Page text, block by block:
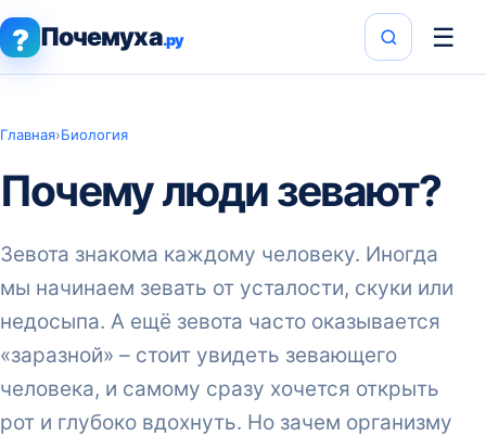
? Почемуха.ру ☰
Главная›Биология
Почему люди зевают?
Зевота знакома каждому человеку. Иногда
мы начинаем зевать от усталости, скуки или
недосыпа. А ещё зевота часто оказывается
«заразной» – стоит увидеть зевающего
человека, и самому сразу хочется открыть
рот и глубоко вдохнуть. Но зачем организму